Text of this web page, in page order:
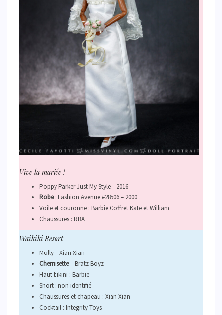
Vive la mariée !
Poppy Parker Just My Style – 2016
Robe: Fashion Avenue #28506 – 2000
Voile et couronne : Barbie Coffret Kate et William
Chaussures : RBA
Waikiki Resort
Molly – Xian Xian
Chemisette– Bratz Boyz
Haut bikini : Barbie
Short : non identifié
Chaussures et chapeau : Xian Xian
Cocktail : Integrity Toys